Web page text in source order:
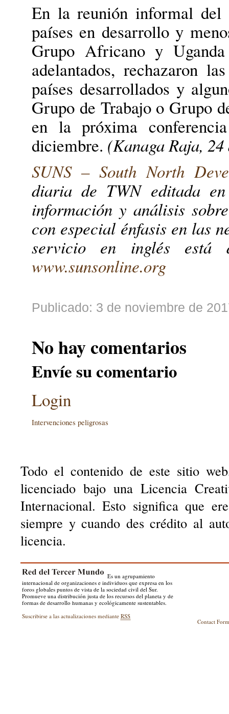
En la reunión informal del
países en desarrollo y
Grupo Africano y
adelantados, rechazaron
países desarrollados y
Grupo de Trabajo o Grupo
en la próxima
diciembre. (Kanaga Raja,
SUNS – South North
diaria de TWN editada
información y análisis
con especial énfasis en las
servicio en inglés está
www.sunsonline.org
Publicado: 3 de noviembre de
No hay comentarios
Envíe su comentario
Login
Intervenciones peligrosas
Todo el contenido de este sitio
licenciado bajo una Licencia
Internacional. Esto significa que
siempre y cuando des crédito al
licencia.
Es un agrupamiento
internacional de organizaciones e individuos que expresa en los
foros globales puntos de vista de la sociedad civil del Sur.
Promueve una distribución justa de los recursos del planeta y de
formas de desarrollo humanas y ecológicamente sustentables.
Suscribirse a las actualizaciones medianteRSS
Contact Form